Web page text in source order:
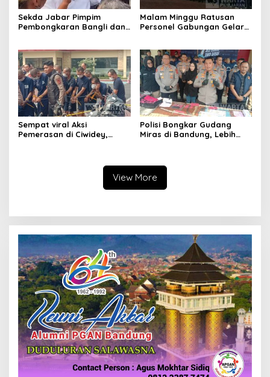
Sekda Jabar Pimpim
Pembongkaran Bangli dan
Malam Minggu Ratusan
Personel Gabungan Gelar
Sempat viral Aksi
Pemerasan di Ciwidey,
Polisi Bongkar Gudang
Miras di Bandung, Lebih
View More